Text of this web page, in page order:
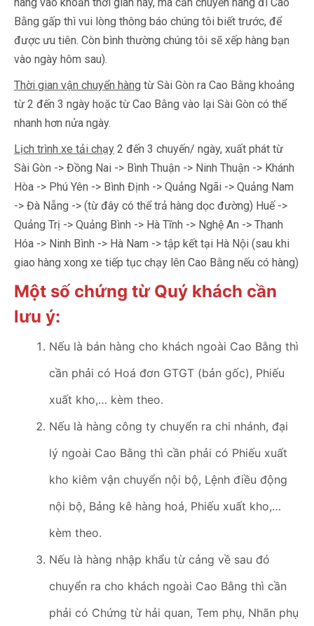
Bằng gấp thì vui lòng thông báo chúng tôi biết trước, để
được ưu tiên. Còn bình thường chúng tôi sẽ xếp hàng bạn
vào ngày hôm sau).
Thời gian vận chuyển hàng từ Sài Gòn ra Cao Bằng khoảng
từ 2 đến 3 ngày hoặc từ Cao Bằng vào lại Sài Gòn có thể
nhanh hơn nửa ngày.
Lịch trình xe tải chạy 2 đến 3 chuyến/ ngày, xuất phát từ
Sài Gòn -> Đồng Nai -> Bình Thuận -> Ninh Thuận -> Khánh
Hòa -> Phú Yên -> Bình Định -> Quảng Ngãi -> Quảng Nam
-> Đà Nẵng -> (từ đây có thể trả hàng dọc đường) Huế ->
Quảng Trị -> Quảng Bình -> Hà Tĩnh -> Nghệ An -> Thanh
Hóa -> Ninh Bình -> Hà Nam -> tập kết tại Hà Nội (sau khi
giao hàng xong xe tiếp tục chạy lên Cao Bằng nếu có hàng)
Một số chứng từ Quý khách cần
lưu ý:
Nếu là bán hàng cho khách ngoài Cao Bằng thì
cần phải có Hoá đơn GTGT (bản gốc), Phiếu
xuất kho,… kèm theo.
Nếu là hàng công ty chuyển ra chi nhánh, đại
lý ngoài Cao Bằng thì cần phải có Phiếu xuất
kho kiêm vận chuyển nội bộ, Lệnh điều động
nội bộ, Bảng kê hàng hoá, Phiếu xuất kho,…
kèm theo.
Nếu là hàng nhập khẩu từ cảng về sau đó
chuyển ra cho khách ngoài Cao Bằng thì cần
phải có Chứng từ hải quan, Tem phụ, Nhãn phụ